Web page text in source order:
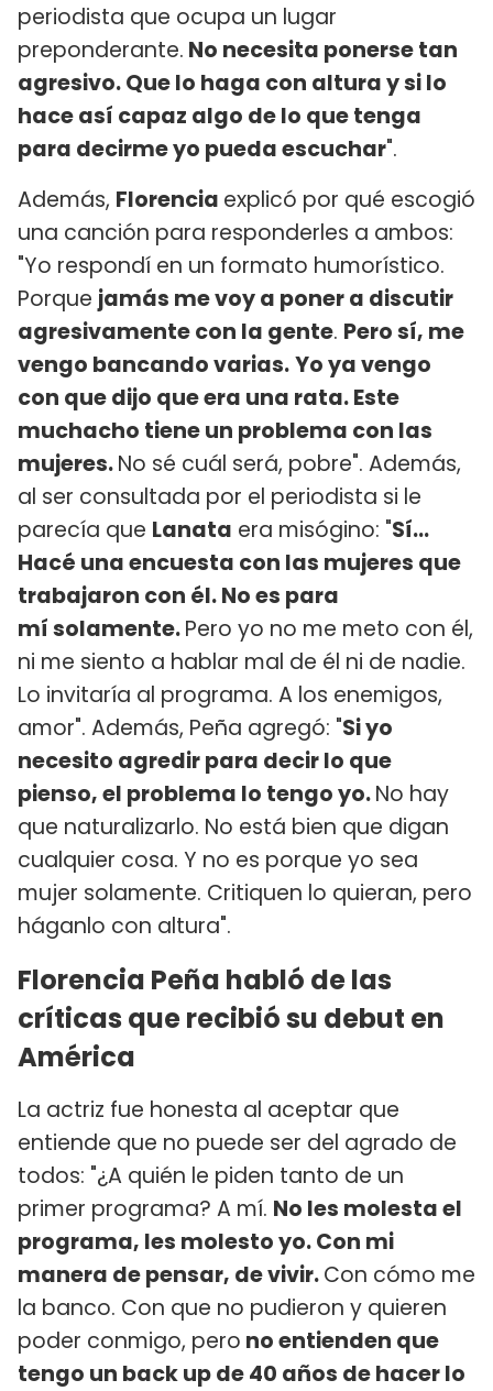
periodista que ocupa un lugar
preponderante. No necesita ponerse tan
agresivo. Que lo haga con altura y si lo
hace así capaz algo de lo que tenga
para decirme yo pueda escuchar".
Además, Florencia explicó por qué escogió
una canción para responderles a ambos:
"Yo respondí en un formato humorístico.
Porque jamás me voy a poner a discutir
agresivamente con la gente. Pero sí, me
vengo bancando varias.Yo ya vengo
con que dijo que era una rata. Este
muchacho tiene un problema con las
mujeres.No sé cuál será, pobre". Además,
al ser consultada por el periodista si le
parecía que Lanata era misógino: "Sí...
Hacé una encuesta con las mujeres que
trabajaron con él. No es para
mí solamente.Pero yo no me meto con él,
ni me siento a hablar mal de él ni de nadie.
Lo invitaría al programa. A los enemigos,
amor". Además, Peña agregó: "Si yo
necesito agredir para decir lo que
pienso, el problema lo tengo yo.No hay
que naturalizarlo. No está bien que digan
cualquier cosa. Y no es porque yo sea
mujer solamente. Critiquen lo quieran, pero
háganlo con altura".
Florencia Peña habló de las
críticas que recibió su debut en
América
La actriz fue honesta al aceptar que
entiende que no puede ser del agrado de
todos: "¿A quién le piden tanto de un
primer programa? A mí. No les molesta el
programa, les molesto yo. Con mi
manera de pensar, de vivir.Con cómo me
la banco. Con que no pudieron y quieren
poder conmigo, pero no entienden que
tengo un back up de 40 años de hacer lo